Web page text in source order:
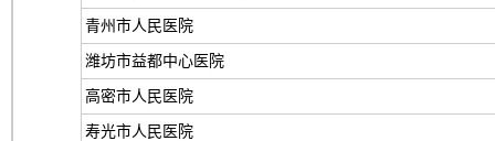
青州市人民医院
潍坊市益都中心医院
高密市人民医院
寿光市人民医院